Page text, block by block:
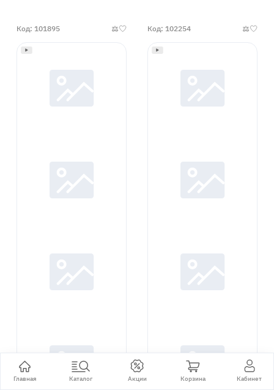
Код: 101895 Код: 102254
Главная Каталог Акции Корзина Кабинет